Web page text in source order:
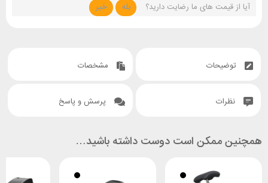
آیا از قیمت های ما رضایت دارید؟
بله خیر
توضیحات مشخصات
نظرات پرسش و پاسخ
همچنین ممکن است دوست داشته باشید…